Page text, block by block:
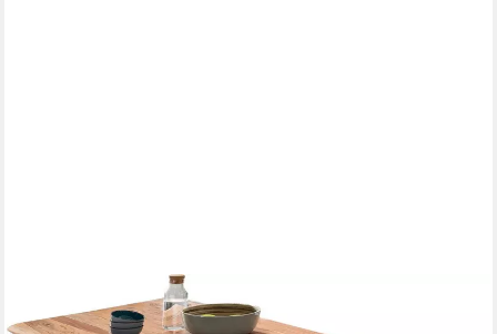
Esstisch, mit Baumkante wie gewachsen